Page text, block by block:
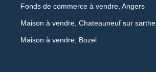
Fonds de commerce à vendre, Angers
Maison à vendre, Chateauneuf sur sarthe
Maison à vendre, Bozel